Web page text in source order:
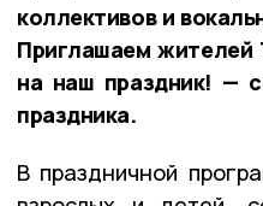
коллективов и
Приглашаем жителей
на наш праздник! —
праздника.
В праздничной